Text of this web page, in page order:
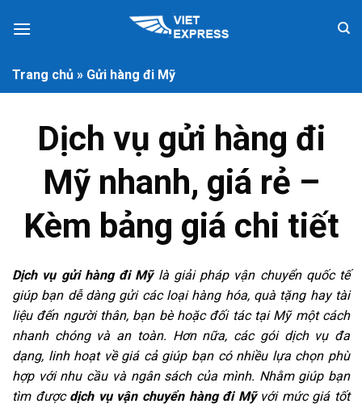
Trang chủ » Gửi hàng đi Mỹ
Dịch vụ gửi hàng đi
Mỹ nhanh, giá rẻ –
Kèm bảng giá chi tiết
Dịch vụ gửi hàng đi Mỹlà giải pháp vận chuyển quốc tế
giúp bạn dễ dàng gửi các loại hàng hóa, quà tặng hay tài
liệu đến người thân, bạn bè hoặc đối tác tại Mỹ một cách
nhanh chóng và an toàn. Hơn nữa, các gói dịch vụ đa
dạng, linh hoạt về giá cả giúp bạn có nhiều lựa chọn phù
hợp với nhu cầu và ngân sách của mình. Nhằm giúp bạn
tìm được dịch vụ vận chuyển hàng đi Mỹvới mức giá tốt